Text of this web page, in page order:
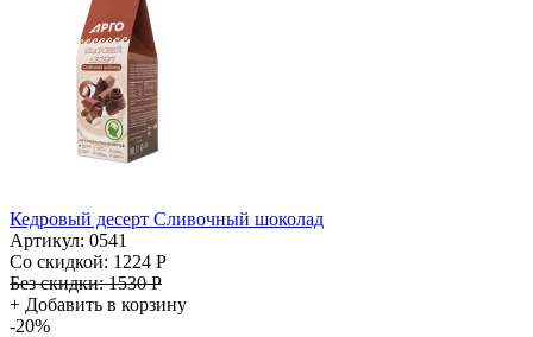
Кедровый десерт Сливочный шоколад
Артикул: 0541
Со скидкой: 1224 Р
Без скидки:1530 Р
+ Добавить в корзину
-20%